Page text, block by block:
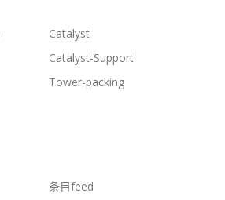
Catalyst
Catalyst-Support
Tower-packing
条目feed